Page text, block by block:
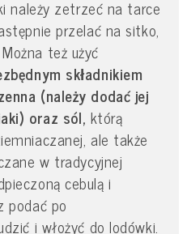
należy zetrzeć na tarce
przelać na sitko,
też użyć
składnikiem
(należy dodać jej
oraz sól, którą
ale także
w tradycyjnej
cebulą i
podać po
i włożyć do lodówki.